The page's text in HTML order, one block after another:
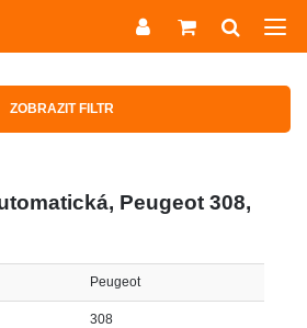
ZOBRAZIT FILTR
Peugeot 308,
Peugeot
308